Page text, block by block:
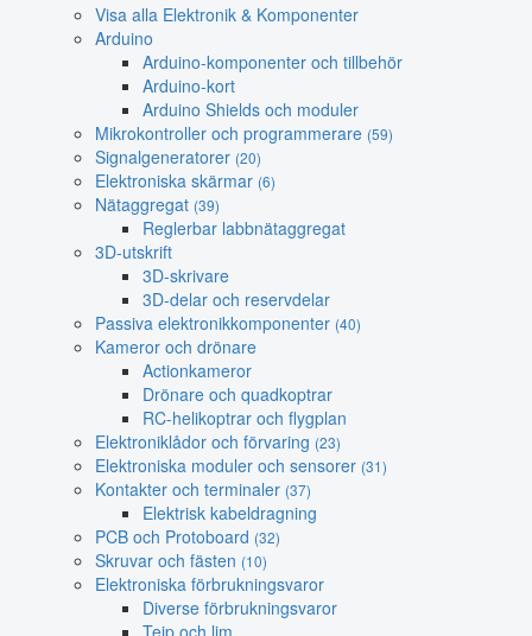
Visa alla Elektronik & Komponenter
Arduino
Arduino-komponenter och tillbehör
Arduino-kort
Arduino Shields och moduler
Mikrokontroller och programmerare (59)
Signalgeneratorer (20)
Elektroniska skärmar (6)
Nätaggregat (39)
Reglerbar labbnätaggregat
3D-utskrift
3D-skrivare
3D-delar och reservdelar
Passiva elektronikkomponenter (40)
Kameror och drönare
Actionkameror
Drönare och quadkoptrar
RC-helikoptrar och flygplan
Elektroniklådor och förvaring (23)
Elektroniska moduler och sensorer (31)
Kontakter och terminaler (37)
Elektrisk kabeldragning
PCB och Protoboard (32)
Skruvar och fästen (10)
Elektroniska förbrukningsvaror
Diverse förbrukningsvaror
Tejp och lim